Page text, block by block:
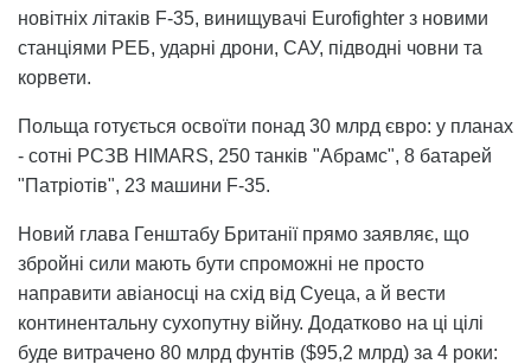
новітніх літаків F-35, винищувачі Eurofighter з новими
станціями РЕБ, ударні дрони, САУ, підводні човни та
корвети.
Польща готується освоїти понад 30 млрд євро: у планах
- сотні РСЗВ HIMARS, 250 танків "Абрамс", 8 батарей
"Патріотів", 23 машини F-35.
Новий глава Генштабу Британії прямо заявляє, що
збройні сили мають бути спроможні не просто
направити авіаносці на схід від Суеца, а й вести
континентальну сухопутну війну. Додатково на ці цілі
буде витрачено 80 млрд фунтів ($95,2 млрд) за 4 роки: